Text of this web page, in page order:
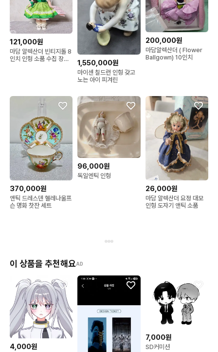
121,000원
마담 알렉산더 빈티지돌 8
인치 인형 소품 수집 장식
1,550,000원
마이센 칠드런 인형 갖고
노는 아이 피겨린
200,000원
마담알렉산더 ( Flower
Ballgown) 10인치
370,000원
앤틱 드레스덴 헬레나울프
슨 명화 찻잔 세트
96,000원
독일엔틱 인형
26,000원
마담 알렉산더 요정 대모
인형 도자기 앤틱 소품
이 상품을 추천해요AD
4,000원
7,000원
SD커미션